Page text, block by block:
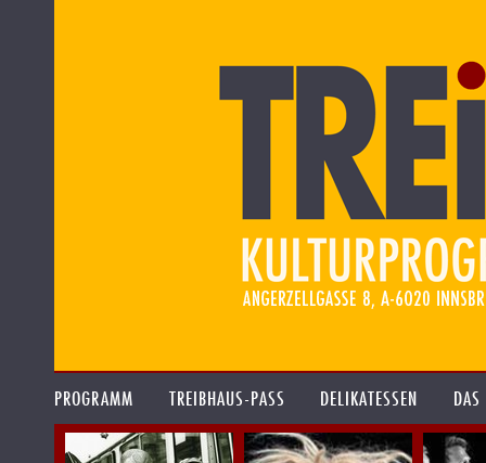
PROGRAMM TREIBHAUS-PASS DELIKATESSEN